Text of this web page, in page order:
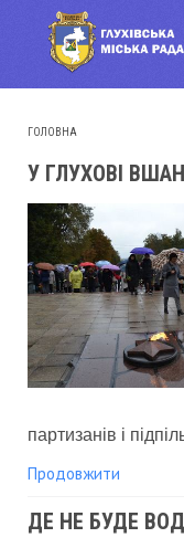
ГОЛОВНА
У ГЛУХОВІ
партизанів і
Продовжити
ДЕ НЕ БУДЕ